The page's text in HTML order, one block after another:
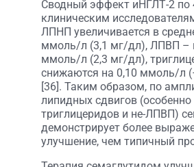
Сводный эффект иНГЛТ-2 по
клиническим
ЛПНП увеличивается в
ммоль/л (3,1 мг/дл), ЛПВП –
ммоль/л (2,3 мг/дл),
снижаются на 0,10 ммоль/л
[36]. Таким образом, по
липидных сдвигов (особенно
триглицеридов и не-ЛПВП)
демонстрирует более
улучшение, чем типичный